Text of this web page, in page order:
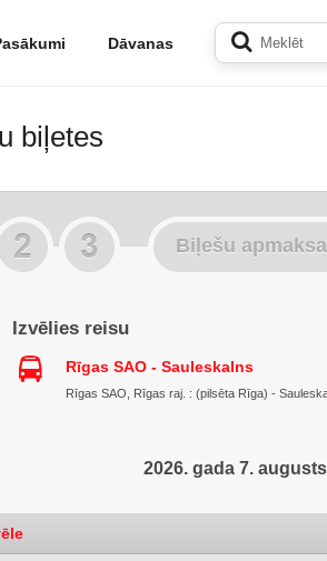
Dāvanas
biļetes
Biļešu
Izvēlies reisu
Rīgas SAO - Sauleskalns
Rīgas SAO, Rīgas raj. : (pilsēta Rīga) -
2026. gada 7.